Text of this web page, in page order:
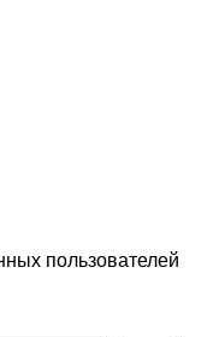
пользователей